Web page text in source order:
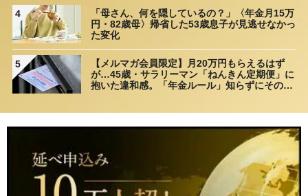
4
「母さん、何を隠しているの？」〈年金月15万
円・82歳母〉帰省した53歳息子が見逃せなかっ
た変化
5
【メルマガ会員限定】月20万円もらえるはず
が…45歳・サラリーマン「ねんきん定期便」に
抱いた違和感。「年金ルール」知らずにそのま